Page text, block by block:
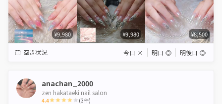
¥9,980 ¥9,980 ¥8,500
空き状況 今日 × 明日 ◎ 明後日 ◎
anachan_2000
zen hakataeki nail salon
4.4 (3件)